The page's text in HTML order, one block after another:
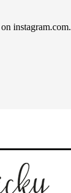
instagram.com.